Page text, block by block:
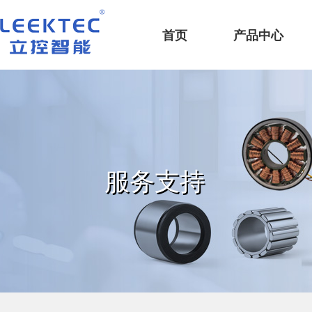
深圳市立控智能科技有限公司
首页
产品中心
服务支持